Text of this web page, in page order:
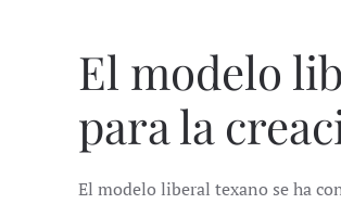
El modelo
para la
El modelo liberal texano se ha